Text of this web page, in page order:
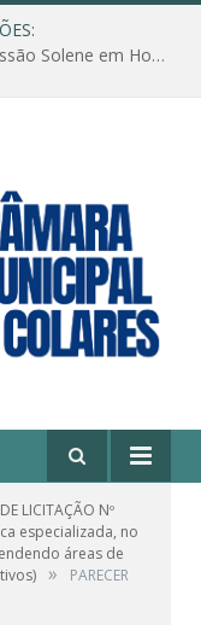
Câmara Municipal de Colares realiza Sessão Solene em Homenagem ao Dia das Mães
LICITAÇÃO Nº
especializada, no
áreas de
»
PARECER